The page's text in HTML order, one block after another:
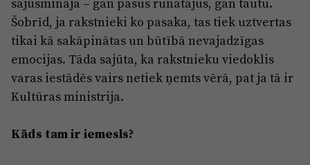
Šobrīd, ja rakstnieki ko pasaka, tas tiek uztvertas
tikai kā sakāpinātas un būtībā nevajadzīgas
emocijas. Tāda sajūta, ka rakstnieku viedoklis
varas iestādēs vairs netiek ņemts vērā, pat ja tā ir
Kultūras ministrija.
Kāds tam ir iemesls?